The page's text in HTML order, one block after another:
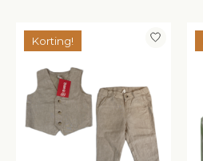
Korting!